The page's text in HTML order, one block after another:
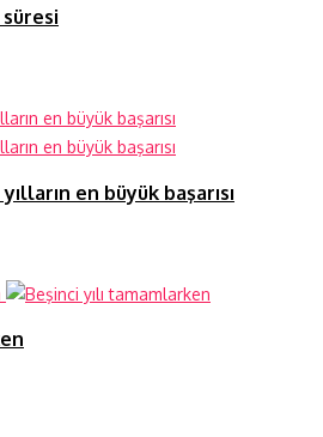
en büyük başarısı